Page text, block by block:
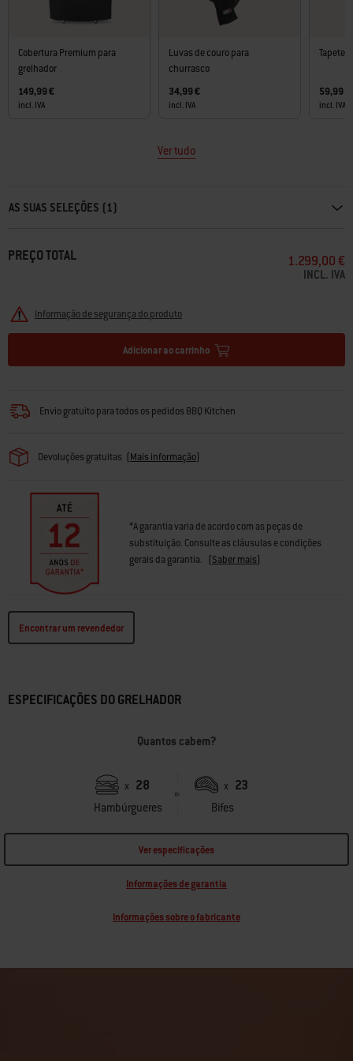
Cobertura Premium para
grelhador
149,99 €
incl. IVA
Luvas de couro para
churrasco
34,99 €
incl. IVA
Tapete
59,99 €
incl. IVA
Ver tudo
AS SUAS SELEÇÕES (1)
PREÇO TOTAL 1.299,00 €
INCL. IVA
Informação de segurança do produto
Adicionar ao carrinho
Envio gratuito para todos os pedidos BBQ Kitchen
Devoluções gratuitas (Mais informação)
*A garantia varia de acordo com as peças de
substituição. Consulte as cláusulas e condições
gerais da garantia. (Saber mais)
Encontrar um revendedor
ESPECIFICAÇÕES DO GRELHADOR
Quantos cabem?
x 28
Hambúrgueres
x 23
Bifes
Ver especificações
Informações de garantia
Informações sobre o fabricante